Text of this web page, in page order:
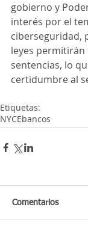
gobierno y
interés por el
ciberseguridad,
leyes permitirán
sentencias, lo
certidumbre al
Etiquetas:
NYCEbancos
Comentarios